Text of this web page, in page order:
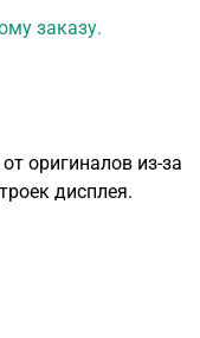
кромкой SB
цене от
Вы можете в
заказу.
оригиналов из-за
дисплея.